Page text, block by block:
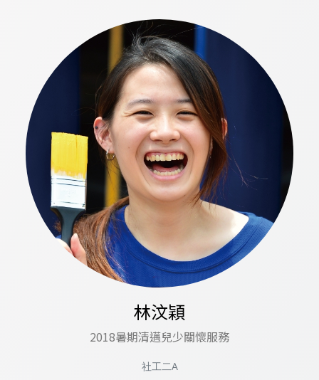
林汶穎
2018暑期清邁兒少關懷服務
社工二A